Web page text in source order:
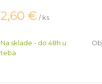
2,60 € / ks
Na sklade - do 48h u
teba